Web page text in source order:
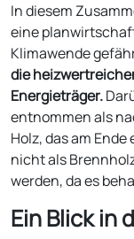
In diesem
eine
Klimawende
die
Energieträger.
entnommen als
Holz, das am
nicht als
werden, da es
Ein Blick in